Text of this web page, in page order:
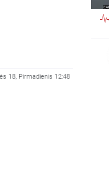
18, Pirmadienis 12:48